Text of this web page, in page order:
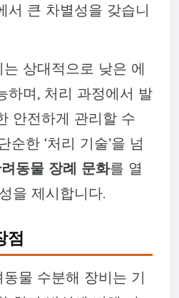
서 큰 차별성을 갖습니
상대적으로 낮은 에
하며, 처리 과정에서 발
안전하게 관리할 수
순한 ‘처리 기술’을 넘
동물 장례 문화를 열
을 제시합니다.
점
물 수분해 장비는 기